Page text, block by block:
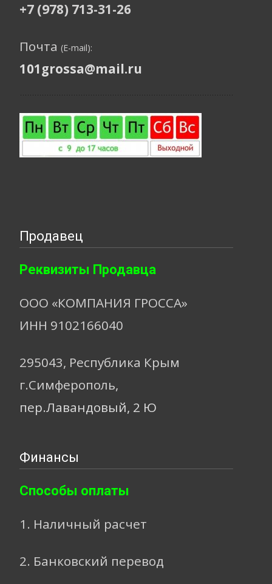
+7 (978) 713-31-26
Почта (E-mail):
101grossa@mail.ru
Продавец
Реквизиты Продавца
ООО «КОМПАНИЯ ГРОССА»
ИНН 9102166040
295043, Республика Крым
г.Симферополь,
пер.Лавандовый, 2 Ю
Финансы
Способы оплаты
1. Наличный расчет
2. Банковский перевод